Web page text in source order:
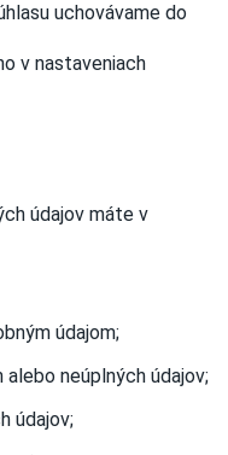
uchovávame do
v nastaveniach
údajov máte v
údajom;
neúplných údajov;
údajov;